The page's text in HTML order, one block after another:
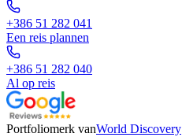
+386 51 282 041
Een reis plannen
+386 51 282 040
Al op reis
Portfoliomerk vanWorld Discovery